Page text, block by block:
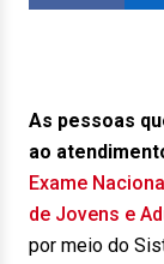
As pessoas
ao
Exame
de Jovens e
por meio do